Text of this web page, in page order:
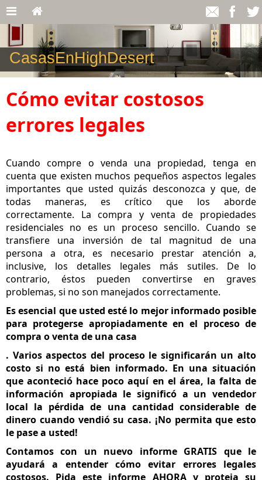
CasasEnHighDesert
Cómo evitar costosos
errores legales
Cuando compre o venda una propiedad, tenga en
cuenta que existen muchos pequeños aspectos legales
importantes que usted quizás desconozca y que, de
todas maneras, es crítico que los aborde
correctamente. La compra y venta de propiedades
residenciales no es un proceso sencillo. Cuando se
transfiere una inversión de tal magnitud de una
persona a otra, es necesario prestar atención a,
inclusive, los detalles legales más sutiles. De lo
contrario, éstos pueden convertirse en graves
problemas, si no son manejados correctamente.
Es esencial que usted esté lo mejor informado posible
para protegerse apropiadamente en el proceso de
compra o venta de una casa
. Varios aspectos del proceso le significarán un alto
costo si no está bien informado. En una situación
que aconteció hace poco aquí en el área, la falta de
información apropiada le significó a un vendedor
local la pérdida de una cantidad considerable de
dinero cuando vendió su casa. ¡No permita que esto
le pase a usted!
Contamos con un nuevo informe GRATIS que le
ayudará a entender cómo evitar errores legales
costosos. Pida este informe AHORA y proteja su